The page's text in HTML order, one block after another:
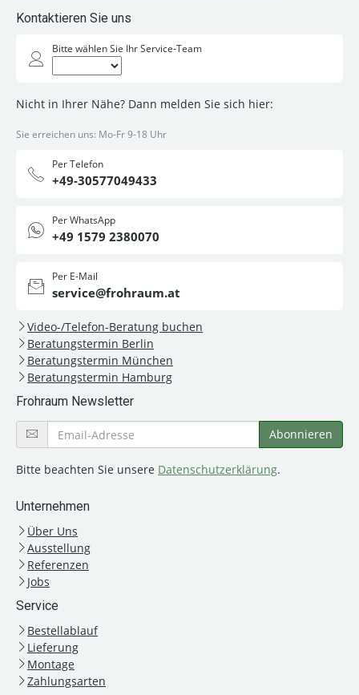
Kontaktieren Sie uns
Bitte wählen Sie Ihr Service-Team
Nicht in Ihrer Nähe? Dann melden Sie sich hier:
Sie erreichen uns: Mo-Fr 9-18 Uhr
Per Telefon
+49-30577049433
Per WhatsApp
+49 1579 2380070
Per E-Mail
service@frohraum.at
Video-/Telefon-Beratung buchen
Beratungstermin Berlin
Beratungstermin München
Beratungstermin Hamburg
Frohraum Newsletter
Bitte beachten Sie unsere Datenschutzerklärung.
Unternehmen
Über Uns
Ausstellung
Referenzen
Jobs
Service
Bestellablauf
Lieferung
Montage
Zahlungsarten